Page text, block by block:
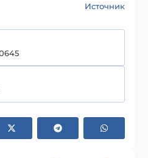
Источник